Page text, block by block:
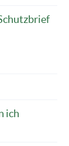
ich